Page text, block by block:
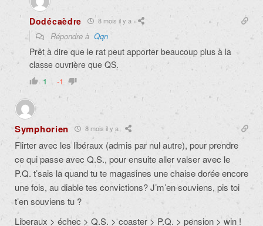
Dodécaèdre 8 mois il y a
Répondre à Qqn
Prêt à dire que le rat peut apporter beaucoup plus à la
classe ouvrière que QS.
1 -1
Symphorien 8 mois il y a
Flirter avec les libéraux (admis par nul autre), pour prendre
ce qui passe avec Q.S., pour ensuite aller valser avec le
P.Q. t’sais la quand tu te magasines une chaise dorée encore
une fois, au diable tes convictions? J’m’en souviens, pis toi
t’en souviens tu ?
Liberaux > échec > Q.S. > coaster > P.Q. > pension > win !